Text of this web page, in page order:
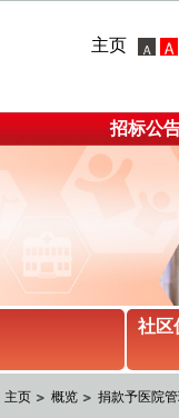
主页
招标公
社区
主页 概览 捐款予医院